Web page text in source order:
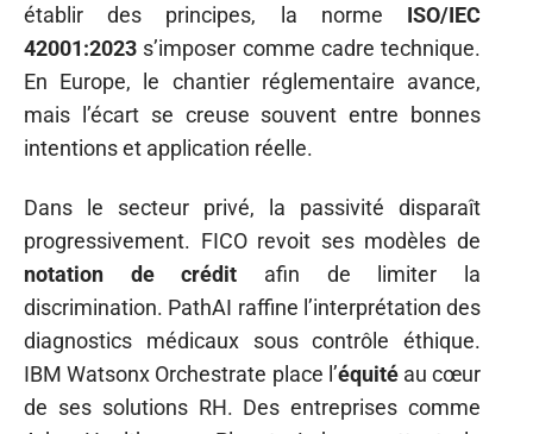
établir des principes, la norme ISO/IEC
42001:2023 s’imposer comme cadre technique.
En Europe, le chantier réglementaire avance,
mais l’écart se creuse souvent entre bonnes
intentions et application réelle.
Dans le secteur privé, la passivité disparaît
progressivement. FICO revoit ses modèles de
notation de crédit afin de limiter la
discrimination. PathAI raffine l’interprétation des
diagnostics médicaux sous contrôle éthique.
IBM Watsonx Orchestrate place l’équitéau cœur
de ses solutions RH. Des entreprises comme